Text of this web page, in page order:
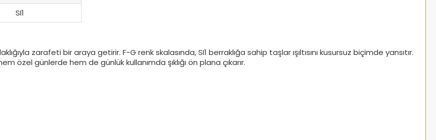
SI1
zarafeti bir araya getirir. F-G renk skalasında, SI1 berraklığa sahip taşlar ışıltısını kusursuz biçimde yansıtır.
özel günlerde hem de günlük kullanımda şıklığı ön plana çıkarır.